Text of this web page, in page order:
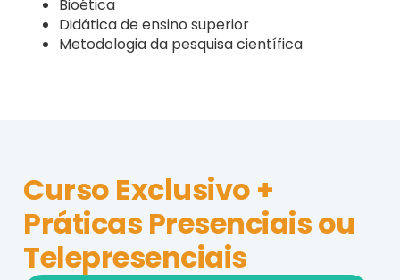
Bioética
Didática de ensino superior
Metodologia da pesquisa científica
Curso Exclusivo +
Práticas Presenciais ou
Telepresenciais